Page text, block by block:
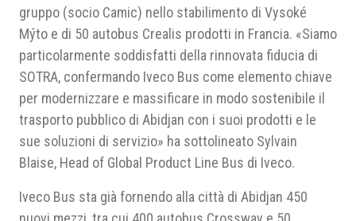
gruppo (socio Camic) nello stabilimento di Vysoké
Mýto e di 50 autobus Crealis prodotti in Francia. «Siamo
particolarmente soddisfatti della rinnovata fiducia di
SOTRA, confermando Iveco Bus come elemento chiave
per modernizzare e massificare in modo sostenibile il
trasporto pubblico di Abidjan con i suoi prodotti e le
sue soluzioni di servizio» ha sottolineato Sylvain
Blaise, Head of Global Product Line Bus di Iveco.
Iveco Bus sta già fornendo alla città di Abidjan 450